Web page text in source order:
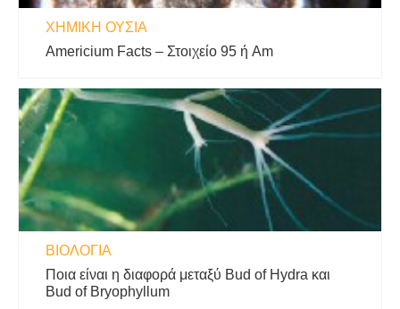
ΧΗΜΙΚΉ ΟΥΣΊΑ
Americium Facts – Στοιχείο 95 ή Am
ΒΙΟΛΟΓΊΑ
Ποια είναι η διαφορά μεταξύ Bud of Hydra και
Bud of Bryophyllum